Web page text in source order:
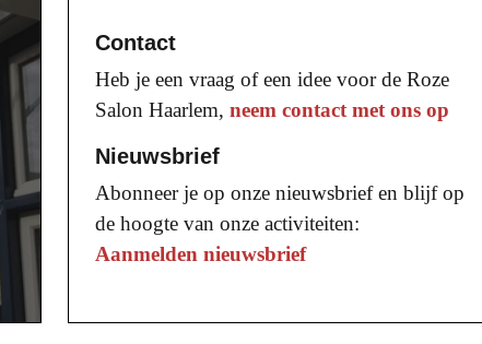
Contact
Heb je een vraag of een idee voor de Roze
Salon Haarlem,neem contact met ons op
Nieuwsbrief
Abonneer je op onze nieuwsbrief en blijf op
de hoogte van onze activiteiten:
Aanmelden nieuwsbrief